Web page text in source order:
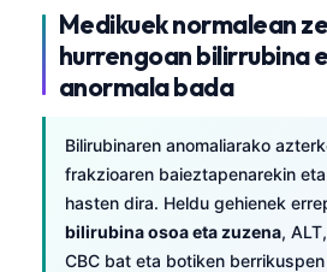
Medikuek normalean
hurrengoan bilirrubina
anormala bada
Bilirubinaren anomaliarako
frakzioaren baieztapenarekin
hasten dira. Heldu gehienek
bilirubina osoa eta zuzena,
CBC bat eta botiken
Հայերեն
Íslenska
Српски језик
Bosanski
Azərbaycan dili
Eesti